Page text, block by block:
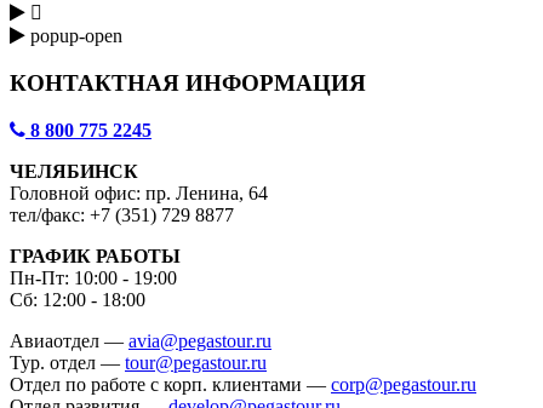

popup-open
КОНТАКТНАЯ ИНФОРМАЦИЯ
8 800 775 2245
ЧЕЛЯБИНСК
Головной офис: пр. Ленина, 64
тел/факс: +7 (351) 729 8877
ГРАФИК РАБОТЫ
Пн-Пт: 10:00 - 19:00
Сб: 12:00 - 18:00
Авиаотдел — avia@pegastour.ru
Тур. отдел — tour@pegastour.ru
Отдел по работе с корп. клиентами — corp@pegastour.ru